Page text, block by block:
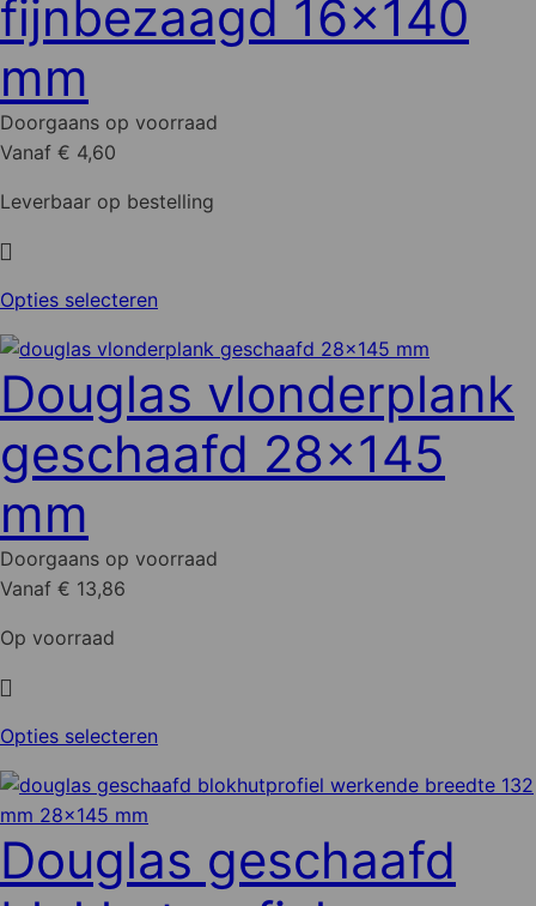
fijnbezaagd 16x140
mm
Doorgaans op voorraad
Vanaf € 4,60
Leverbaar op bestelling
Opties selecteren
heeft
meerdere
variaties.
Deze
optie
worden
Douglas vlonderplank
geschaafd 28x145
mm
Doorgaans op voorraad
Vanaf € 13,86
Op voorraad
Opties selecteren
heeft
variaties.
Deze
Douglas geschaafd